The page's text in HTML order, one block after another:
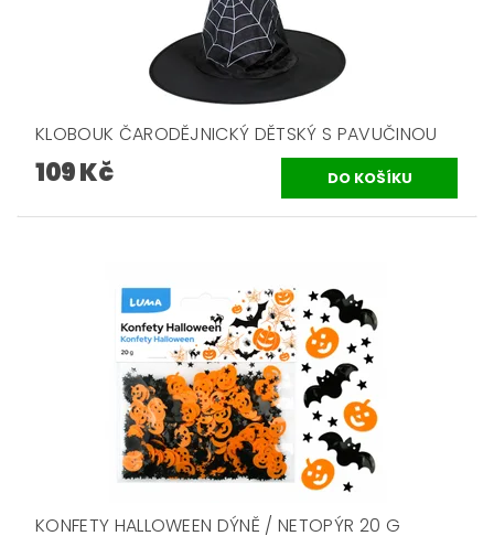
KLOBOUK ČARODĚJNICKÝ DĚTSKÝ S PAVUČINOU
109 Kč
KONFETY HALLOWEEN DÝNĚ / NETOPÝR 20 G